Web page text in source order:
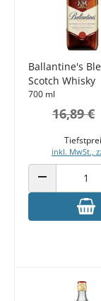
Ballantine's
Scotch Whisky
700 ml
16,89 €
inkl. MwSt.,
ANZAHL